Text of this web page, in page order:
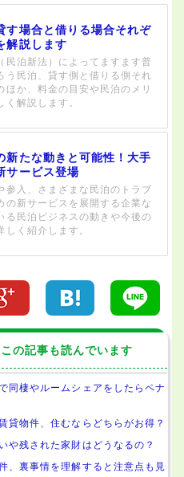
す場合と借りる場合それぞ
解説します
民泊新法）によってますます普
う民泊、貸す側と借りる側それ
ほか、料金の目安や民泊のメリ
く解説します。
新たな動きと可能性！大手
サービス登場
参入、さまざまな民泊のトラブ
の新サービスを展開する企業な
る民泊ビジネスの動きや今後の
く紹介します。
の記事も読んでいます
同棲やルームシェアをしたらペナ
貸物件、住むならどちらがお得？
や残された家財はどうなるの？
、裏事情を理解すると注意点も見